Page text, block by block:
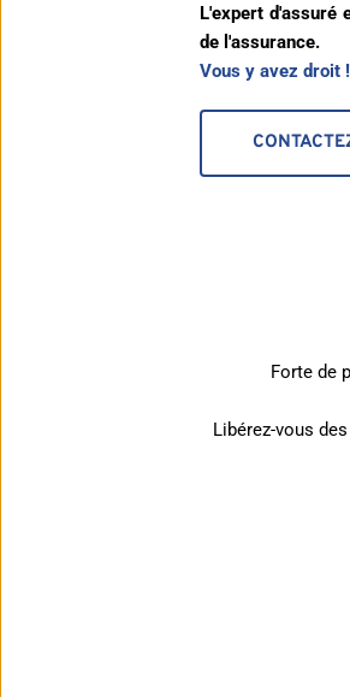
L'expert d'assuré
de l'assurance.
Vous y avez droit !
Forte de
Libérez-vous